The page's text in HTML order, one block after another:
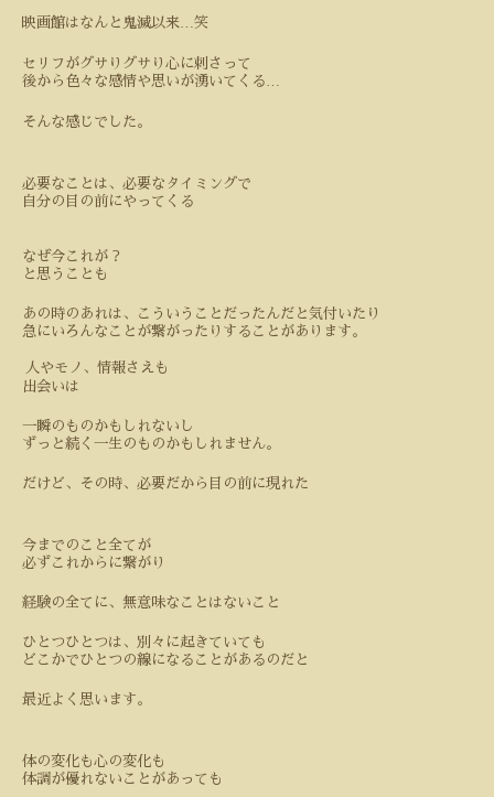
映画館はなんと鬼滅以来…笑
セリフがグサりグサり心に刺さって
後から色々な感情や思いが湧いてくる…
そんな感じでした。
必要なことは、必要なタイミングで
自分の目の前にやってくる
なぜ今これが？
と思うことも
あの時のあれは、こういうことだったんだと気付いたり
急にいろんなことが繋がったりすることがあります。
人やモノ、情報さえも
出会いは
一瞬のものかもしれないし
ずっと続く一生のものかもしれません。
だけど、その時、必要だから目の前に現れた
今までのこと全てが
必ずこれからに繋がり
経験の全てに、無意味なことはないこと
ひとつひとつは、別々に起きていても
どこかでひとつの線になることがあるのだと
最近よく思います。
体の変化も心の変化も
体調が優れないことがあっても